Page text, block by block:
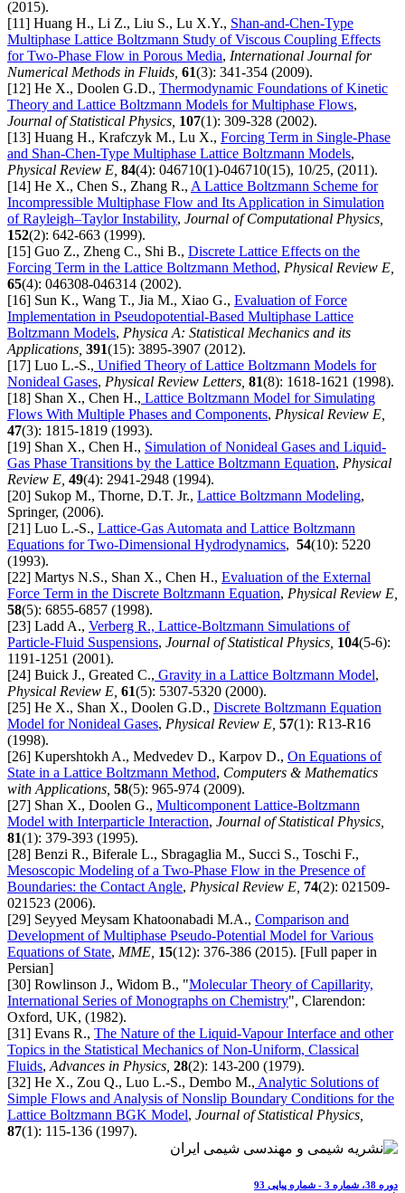
(2015).
[11] Huang H., Li Z., Liu S., Lu X.Y., Shan‐and‐Chen‐Type
Multiphase Lattice Boltzmann Study of Viscous Coupling Effects
for Two‐Phase Flow in Porous Media, International Journal for
Numerical Methods in Fluids, 61(3): 341-354 (2009).
[12] He X., Doolen G.D., Thermodynamic Foundations of Kinetic
Theory and Lattice Boltzmann Models for Multiphase Flows,
Journal of Statistical Physics, 107(1): 309-328 (2002).
[13] Huang H., Krafczyk M., Lu X., Forcing Term in Single-Phase
and Shan-Chen-Type Multiphase Lattice Boltzmann Models,
Physical Review E, 84(4): 046710(1)-046710(15), 10/25, (2011).
[14] He X., Chen S., Zhang R., A Lattice Boltzmann Scheme for
Incompressible Multiphase Flow and Its Application in Simulation
of Rayleigh–Taylor Instability, Journal of Computational Physics,
152(2): 642-663 (1999).
[15] Guo Z., Zheng C., Shi B., Discrete Lattice Effects on the
Forcing Term in the Lattice Boltzmann Method, Physical Review E,
65(4): 046308-046314 (2002).
[16] Sun K., Wang T., Jia M., Xiao G., Evaluation of Force
Implementation in Pseudopotential-Based Multiphase Lattice
Boltzmann Models, Physica A: Statistical Mechanics and its
Applications, 391(15): 3895-3907 (2012).
[17] Luo L.-S., Unified Theory of Lattice Boltzmann Models for
Nonideal Gases, Physical Review Letters, 81(8): 1618-1621 (1998).
[18] Shan X., Chen H., Lattice Boltzmann Model for Simulating
Flows With Multiple Phases and Components, Physical Review E,
47(3): 1815-1819 (1993).
[19] Shan X., Chen H., Simulation of Nonideal Gases and Liquid-
Gas Phase Transitions by the Lattice Boltzmann Equation, Physical
Review E, 49(4): 2941-2948 (1994).
[20] Sukop M., Thorne, D.T. Jr., Lattice Boltzmann Modeling,
Springer, (2006).
[21] Luo L.-S., Lattice-Gas Automata and Lattice Boltzmann
Equations for Two-Dimensional Hydrodynamics, 54(10): 5220
(1993).
[22] Martys N.S., Shan X., Chen H., Evaluation of the External
Force Term in the Discrete Boltzmann Equation, Physical Review E,
58(5): 6855-6857 (1998).
[23] Ladd A., Verberg R., Lattice-Boltzmann Simulations of
Particle-Fluid Suspensions, Journal of Statistical Physics, 104(5-6):
1191-1251 (2001).
[24] Buick J., Greated C., Gravity in a Lattice Boltzmann Model,
Physical Review E, 61(5): 5307-5320 (2000).
[25] He X., Shan X., Doolen G.D., Discrete Boltzmann Equation
Model for Nonideal Gases, Physical Review E, 57(1): R13-R16
(1998).
[26] Kupershtokh A., Medvedev D., Karpov D., On Equations of
State in a Lattice Boltzmann Method, Computers & Mathematics
with Applications, 58(5): 965-974 (2009).
[27] Shan X., Doolen G., Multicomponent Lattice-Boltzmann
Model with Interparticle Interaction, Journal of Statistical Physics,
81(1): 379-393 (1995).
[28] Benzi R., Biferale L., Sbragaglia M., Succi S., Toschi F.,
Mesoscopic Modeling of a Two-Phase Flow in the Presence of
Boundaries: the Contact Angle, Physical Review E, 74(2): 021509-
021523 (2006).
[29] Seyyed Meysam Khatoonabadi M.A., Comparison and
Development of Multiphase Pseudo-Potential Model for Various
Equations of State, MME, 15(12): 376-386 (2015). [Full paper in
Persian]
[30] Rowlinson J., Widom B., "Molecular Theory of Capillarity,
International Series of Monographs on Chemistry", Clarendon:
Oxford, UK, (1982).
[31] Evans R., The Nature of the Liquid-Vapour Interface and other
Topics in the Statistical Mechanics of Non-Uniform, Classical
Fluids, Advances in Physics, 28(2): 143-200 (1979).
[32] He X., Zou Q., Luo L.-S., Dembo M., Analytic Solutions of
Simple Flows and Analysis of Nonslip Boundary Conditions for the
Lattice Boltzmann BGK Model, Journal of Statistical Physics,
87(1): 115-136 (1997).
دوره 38، شماره 3 - شماره پیاپی 93